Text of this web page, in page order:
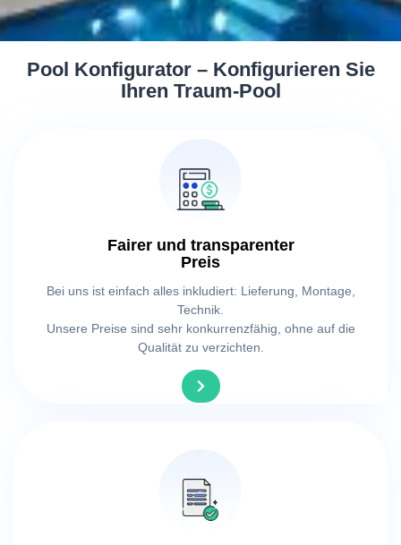
Pool Konfigurator – Konfigurieren Sie
Ihren Traum-Pool
Fairer und transparenter
Preis
Bei uns ist einfach alles inkludiert: Lieferung, Montage,
Technik.
Unsere Preise sind sehr konkurrenzfähig, ohne auf die
Qualität zu verzichten.